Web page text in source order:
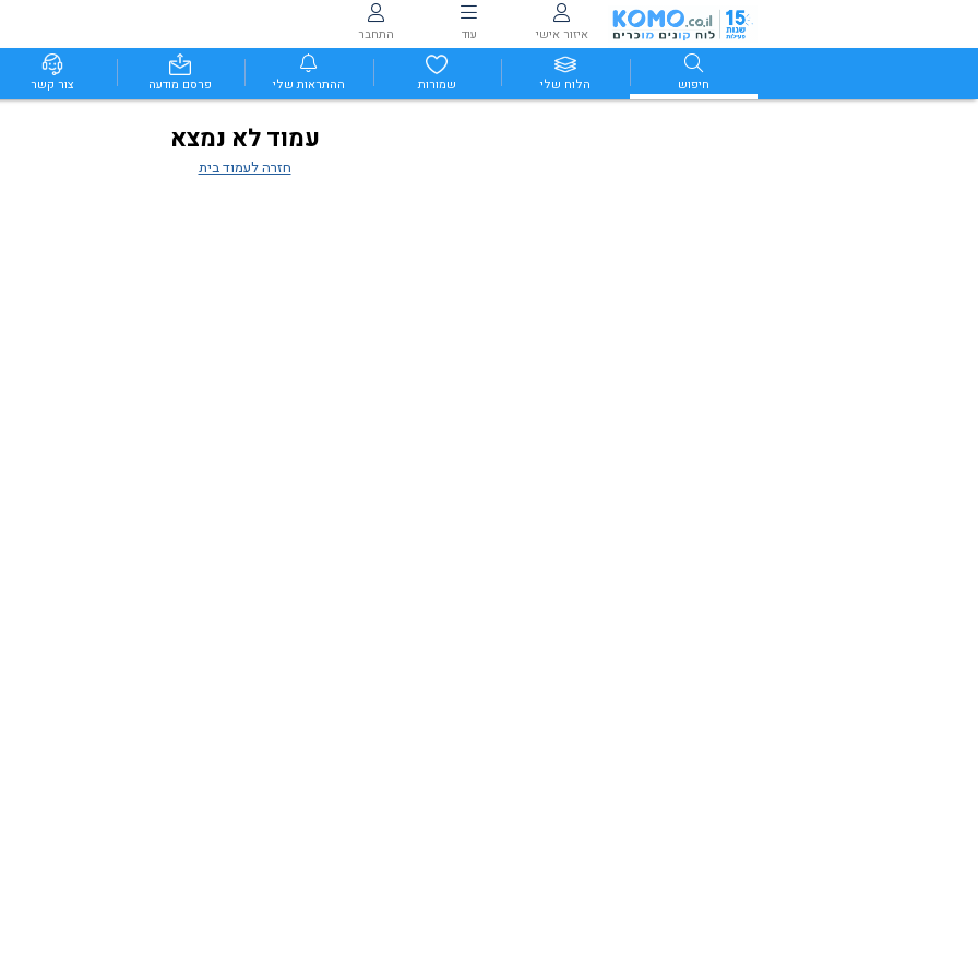
איזור אישי עוד התחבר
חיפוש הלוח שלי שמורות ההתראות שלי פרסם מודעה צור קשר
עמוד לא נמצא
חזרה לעמוד בית